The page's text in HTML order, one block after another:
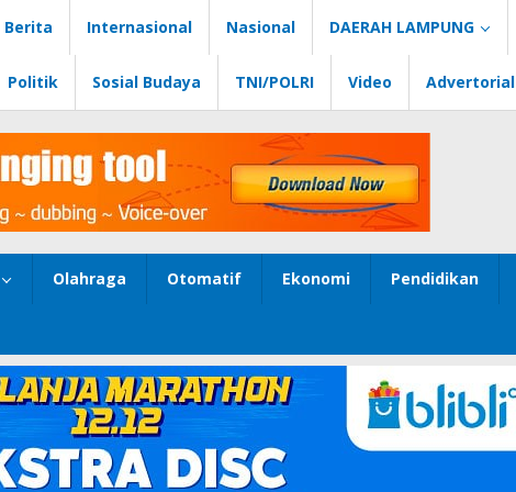
Berita Internasional Nasional DAERAH LAMPUNG
Politik Sosial Budaya TNI/POLRI Video Advertorial
Olahraga Otomatif Ekonomi Pendidikan